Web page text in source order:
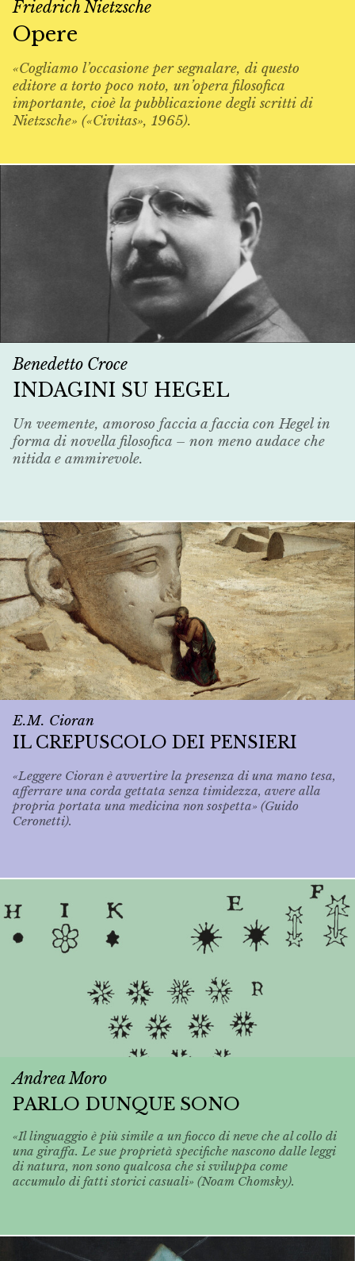
Friedrich Nietzsche
Opere
«Cogliamo l’occasione per segnalare, di questo
editore a torto poco noto, un’opera filosofica
importante, cioè la pubblicazione degli scritti di
Nietzsche» («Civitas», 1965).
Benedetto Croce
INDAGINI SU HEGEL
Un veemente, amoroso faccia a faccia con Hegel in
forma di novella filosofica – non meno audace che
nitida e ammirevole.
E.M. Cioran
IL CREPUSCOLO DEI PENSIERI
«Leggere Cioran è avvertire la presenza di una mano tesa,
afferrare una corda gettata senza timidezza, avere alla
propria portata una medicina non sospetta» (Guido
Ceronetti).
Andrea Moro
PARLO DUNQUE SONO
«Il linguaggio è più simile a un fiocco di neve che al collo di
una giraffa. Le sue proprietà specifiche nascono dalle leggi
di natura, non sono qualcosa che si sviluppa come
accumulo di fatti storici casuali» (Noam Chomsky).